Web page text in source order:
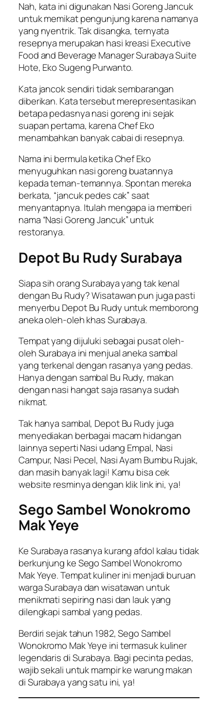
Nah, kata ini digunakan Nasi Goreng Jancuk
untuk memikat pengunjung karena namanya
yang nyentrik. Tak disangka, ternyata
resepnya merupakan hasi kreasi Executive
Food and Beverage Manager Surabaya Suite
Hote, Eko Sugeng Purwanto.
Kata jancok sendiri tidak sembarangan
diberikan. Kata tersebut merepresentasikan
betapa pedasnya nasi goreng ini sejak
suapan pertama, karena Chef Eko
menambahkan banyak cabai di resepnya.
Nama ini bermula ketika Chef Eko
menyuguhkan nasi goreng buatannya
kepada teman-temannya. Spontan mereka
berkata, “jancuk pedes cak” saat
menyantapnya. Itulah mengapa ia memberi
nama “Nasi Goreng Jancuk” untuk
restoranya.
Depot Bu Rudy Surabaya
Siapa sih orang Surabaya yang tak kenal
dengan Bu Rudy? Wisatawan pun juga pasti
menyerbu Depot Bu Rudy untuk memborong
aneka oleh-oleh khas Surabaya.
Tempat yang dijuluki sebagai pusat oleh-
oleh Surabaya ini menjual aneka sambal
yang terkenal dengan rasanya yang pedas.
Hanya dengan sambal Bu Rudy, makan
dengan nasi hangat saja rasanya sudah
nikmat.
Tak hanya sambal, Depot Bu Rudy juga
menyediakan berbagai macam hidangan
lainnya seperti Nasi udang Empal, Nasi
Campur, Nasi Pecel, Nasi Ayam Bumbu Rujak,
dan masih banyak lagi! Kamu bisa cek
website resminya dengan klik link ini, ya!
Sego Sambel Wonokromo
Mak Yeye
Ke Surabaya rasanya kurang afdol kalau tidak
berkunjung ke Sego Sambel Wonokromo
Mak Yeye. Tempat kuliner ini menjadi buruan
warga Surabaya dan wisatawan untuk
menikmati sepiring nasi dan lauk yang
dilengkapi sambal yang pedas.
Berdiri sejak tahun 1982, Sego Sambel
Wonokromo Mak Yeye ini termasuk kuliner
legendaris di Surabaya. Bagi pecinta pedas,
wajib sekali untuk mampir ke warung makan
di Surabaya yang satu ini, ya!